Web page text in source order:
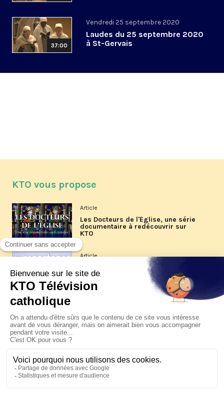
37:00
Vendredi 25 septembre 2020
Laudes du 25 septembre 2020
à St-Gervais
KTO vous propose
Article
Les Docteurs de l'Église, une série
documentaire à redécouvrir sur
KTO
Article
Les reportages d'été 2026 de KTO
La visite pastorale du pape Léon
XIV à Assise à suivre sur KTO le
jeudi 6 août
Le pape en Uruguay, Argentine et
Pérou du 6 au 17 novembre 2026